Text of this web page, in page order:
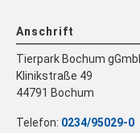
Anschrift
Tierpark Bochum
Klinikstraße 49
44791 Bochum
Telefon: 0234/95029-0